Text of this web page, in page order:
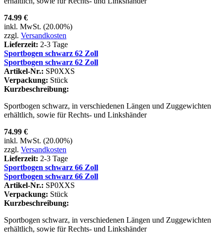
74.99 €
inkl. MwSt. (20.00%)
zzgl. Versandkosten
Lieferzeit: 2-3 Tage
Sportbogen schwarz 62 Zoll
Sportbogen schwarz 62 Zoll
Artikel-Nr.: SP0XXS
Verpackung: Stück
Kurzbeschreibung:
Sportbogen schwarz, in verschiedenen Längen und Zuggewichten
erhältlich, sowie für Rechts- und Linkshänder
74.99 €
inkl. MwSt. (20.00%)
zzgl. Versandkosten
Lieferzeit: 2-3 Tage
Sportbogen schwarz 66 Zoll
Sportbogen schwarz 66 Zoll
Artikel-Nr.: SP0XXS
Verpackung: Stück
Kurzbeschreibung:
Sportbogen schwarz, in verschiedenen Längen und Zuggewichten
erhältlich, sowie für Rechts- und Linkshänder